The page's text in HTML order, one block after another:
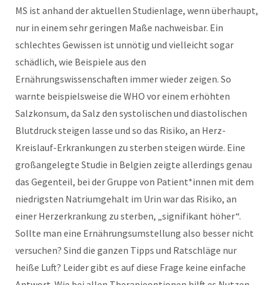
MS ist anhand der aktuellen Studienlage, wenn überhaupt,
nur in einem sehr geringen Maße nachweisbar. Ein
schlechtes Gewissen ist unnötig und vielleicht sogar
schädlich, wie Beispiele aus den
Ernährungswissenschaften immer wieder zeigen. So
warnte beispielsweise die WHO vor einem erhöhten
Salzkonsum, da Salz den systolischen und diastolischen
Blutdruck steigen lasse und so das Risiko, an Herz-
Kreislauf-Erkrankungen zu sterben steigen würde. Eine
großangelegte Studie in Belgien zeigte allerdings genau
das Gegenteil, bei der Gruppe von Patient*innen mit dem
niedrigsten Natriumgehalt im Urin war das Risiko, an
einer Herzerkrankung zu sterben, „signifikant höher“.
Sollte man eine Ernährungsumstellung also besser nicht
versuchen? Sind die ganzen Tipps und Ratschläge nur
heiße Luft? Leider gibt es auf diese Frage keine einfache